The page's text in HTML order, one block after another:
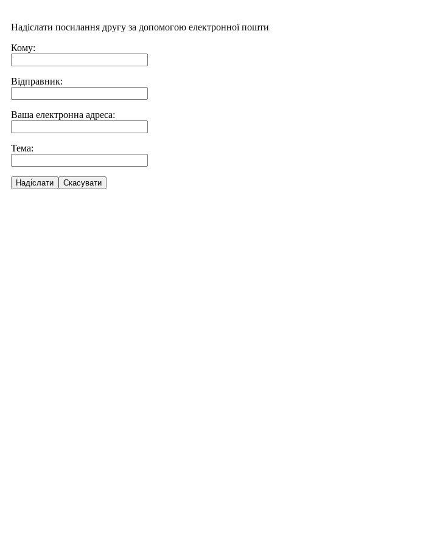
Надіслати посилання другу за допомогою електронної пошти
Кому:
Відправник:
Ваша електронна адреса:
Тема:
Надіслати Скасувати